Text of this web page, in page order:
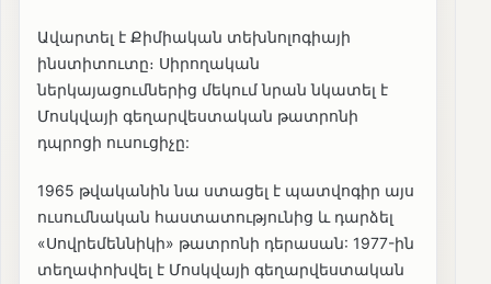
Ավարտել է Քիմիական տեխնոլոգիայի
ինստիտուտը։ Սիրողական
ներկայացումներից մեկում նրան նկատել է
Մոսկվայի գեղարվեստական թատրոնի
դպրոցի ուսուցիչը:
1965 թվականին նա ստացել է պատվոգիր այս
ուսումնական հաստատությունից և դարձել
«Սովրեմեննիկի» թատրոնի դերասան: 1977-ին
տեղափոխվել է Մոսկվայի գեղարվեստական